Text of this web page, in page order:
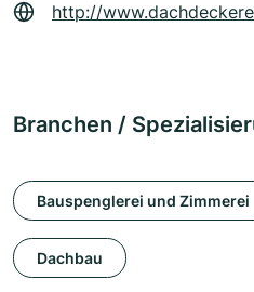
http://
Branchen /
Bauspenglerei und Zimmerei
Dachbau